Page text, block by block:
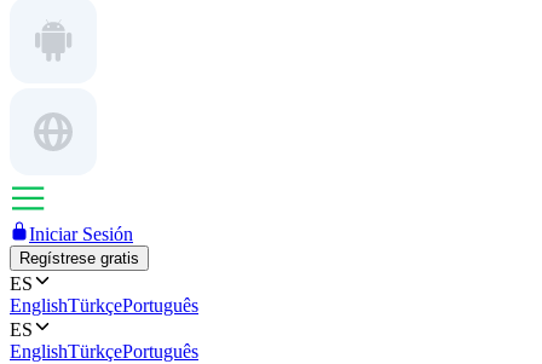
Iniciar Sesión
Regístrese gratis
ES
EnglishTürkçePortuguês
ES
EnglishTürkçePortuguês